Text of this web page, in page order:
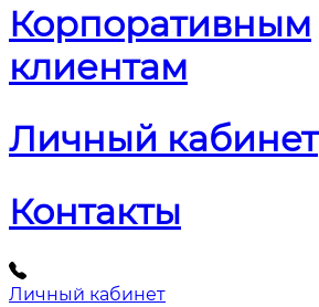
Корпоративным
клиентам
Личный кабинет
Контакты
Личный кабинет